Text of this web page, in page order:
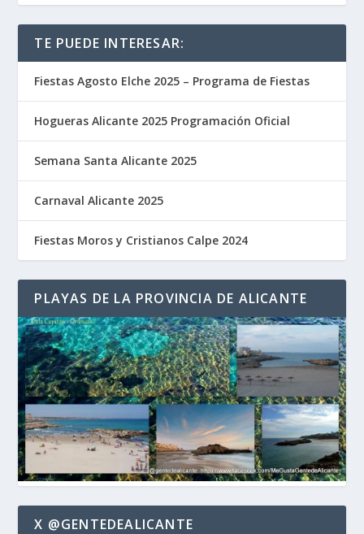
TE PUEDE INTERESAR:
Fiestas Agosto Elche 2025 – Programa de Fiestas
Hogueras Alicante 2025 Programación Oficial
Semana Santa Alicante 2025
Carnaval Alicante 2025
Fiestas Moros y Cristianos Calpe 2024
PLAYAS DE LA PROVINCIA DE ALICANTE
X @GENTEDEALICANTE